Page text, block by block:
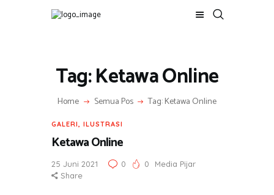
Tag: Ketawa Online
Home Semua Pos Tag: Ketawa Online
GALERI ILUSTRASI
Ketawa Online
25 Juni 2021 0 0
Media Pijar
Share